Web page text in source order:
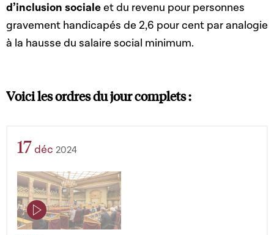
d’inclusion socialeet du revenu pour personnes
gravement handicapés de 2,6 pour cent par analogie
à la hausse du salaire social minimum.
Voici les ordres du jour complets :
17déc 2024